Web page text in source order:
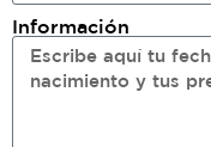
Información